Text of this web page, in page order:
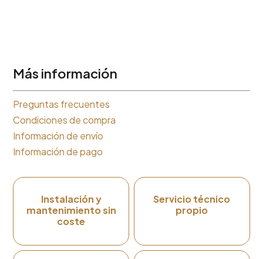
Más información
Preguntas frecuentes
Condiciones de compra
Información de envío
Información de pago
Instalación y
mantenimiento sin
coste
Servicio técnico
propio